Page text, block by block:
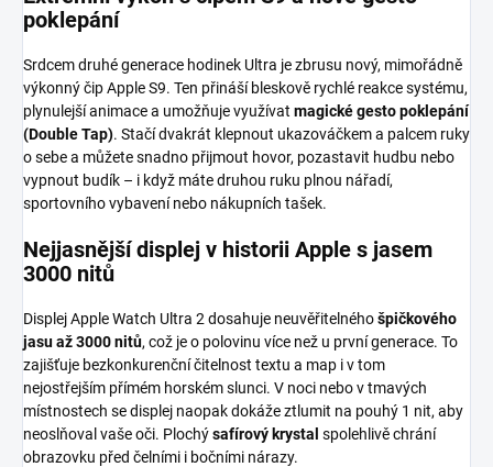
poklepání
Srdcem druhé generace hodinek Ultra je zbrusu nový, mimořádně
výkonný čip Apple S9. Ten přináší bleskově rychlé reakce systému,
plynulejší animace a umožňuje využívat magické gesto poklepání
(Double Tap). Stačí dvakrát klepnout ukazováčkem a palcem ruky
o sebe a můžete snadno přijmout hovor, pozastavit hudbu nebo
vypnout budík – i když máte druhou ruku plnou nářadí,
sportovního vybavení nebo nákupních tašek.
Nejjasnější displej v historii Apple s jasem
3000 nitů
Displej Apple Watch Ultra 2 dosahuje neuvěřitelnéhošpičkového
jasu až 3000 nitů, což je o polovinu více než u první generace. To
zajišťuje bezkonkurenční čitelnost textu a map i v tom
nejostřejším přímém horském slunci. V noci nebo v tmavých
místnostech se displej naopak dokáže ztlumit na pouhý 1 nit, aby
neoslňoval vaše oči. Plochýsafírový krystal spolehlivě chrání
obrazovku před čelními i bočními nárazy.